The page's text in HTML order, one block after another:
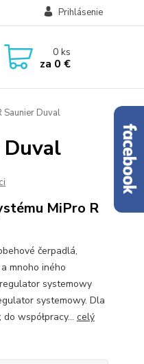
Prihlásenie
0ks
za 0 €
Duval
MiPro R
čerpadlá,
mnoho iného
systemowy
systemowy. Dla
współpracy... celý